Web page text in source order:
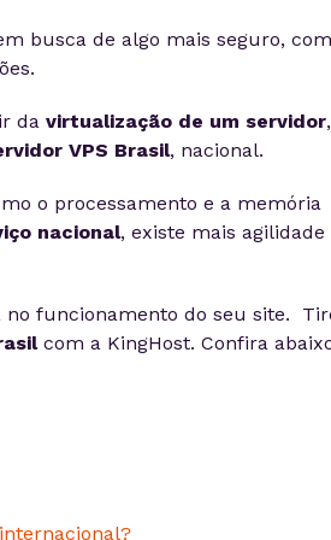
busca de algo mais seguro, com
davirtualização de um servidor,
VPS Brasil, nacional.
o processamento e a memória
nacional, existe mais agilidade
no funcionamento do seu site.
com a KingHost. Confira